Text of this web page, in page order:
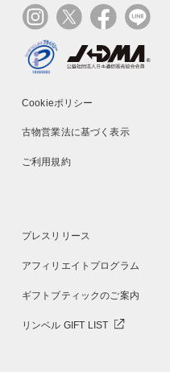
Cookieポリシー
古物営業法に基づく表示
ご利用規約
プレスリリース
アフィリエイトプログラム
ギフトブティックのご案内
リンベル GIFT LIST